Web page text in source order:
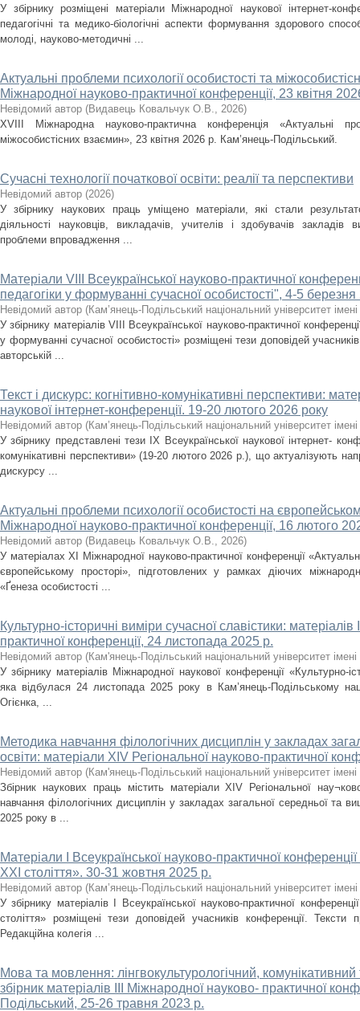
У збірнику розміщені матеріали Міжнародної наукової інтернет-
педагогічні та медико-біологічні аспекти формування здорового
молоді, науково-методичні ...
Актуальні проблеми психології особистості та
Міжнародної науково-практичної конференції, 23 квітня
Невідомий автор (Видавець Ковальчук О.В., 2026)
XVІІІ Міжнародна науково-практична конференція «Актуальні
міжособистісних взаємин», 23 квітня 2026 р. Кам’янець-Подільський.
Сучасні технології початкової освіти: реалії та перспективи
Невідомий автор (2026)
У збірнику наукових праць уміщено матеріали, які стали
діяльності науковців, викладачів, учителів і здобувачів закладів
проблеми впровадження ...
Матеріали VІІІ Всеукраїнської науково-практичної
педагогіки у формуванні сучасної особистості", 4-5
Невідомий автор (Кам’янець-Подільський національний університет
У збірнику матеріалів VІІІ Всеукраїнської науково-практичної
у формуванні сучасної особистості» розміщені тези доповідей
авторській ...
Текст і дискурс: когнітивно-комунікативні перс­пективи:
наукової інтер­нет-конференції. 19-20 лютого 2026 року
Невідомий автор (Кам’янець-Подільський національний університет
У збірнику представлені тези ІХ Всеукраїнської наукової інтернет-
комунікативні перспективи» (19-20 лютого 2026 р.), що актуалізують
дискурсу ...
Актуальні проблеми психології особистості на
Міжнародної науково-практичної конференції, 16 лютого
Невідомий автор (Видавець Ковальчук О.В., 2026)
У матеріалах XІ Міжнародної науково-практичної конференції
європейському просторі», підготовлених у рамках діючих
«Ґенеза особистості ...
Культурно-історичні виміри сучасної славістики: матеріалів
практичної конференції, 24 листопада 2025 р.
Невідомий автор (Кам'янець-Подільський національний університет імені
У збірнику матеріалів Міжнародної наукової конференції «Культурно-
яка відбулася 24 листопада 2025 року в Кам’янець-Подільському
Огієнка, ...
Методика навчання філологічних дисциплін у закладах
освіти: матеріали ХІV Регіональної науково-практичної
Невідомий автор (Кам'янець-Подільський національний університет імені
Збірник наукових праць містить матеріали ХІV Регіональної
навчання філологічних дисциплін у закладах загальної середньої та
2025 року в ...
Матеріали І Всеукраїнської науково-практичної
ХХІ століття». 30-31 жовтня 2025 р.
Невідомий автор (Кам’янець-Подільський національний університет
У збірнику матеріалів І Всеукраїнської науково-практичної
століття» розміщені тези доповідей учасників конференції. Тексти
Редакційна колегія ...
Мова та мовлення: лінгвокультурологічний,
збірник матеріалів ІІІ Міжнародної науково- практичної
Подільський, 25-26 травня 2023 р.